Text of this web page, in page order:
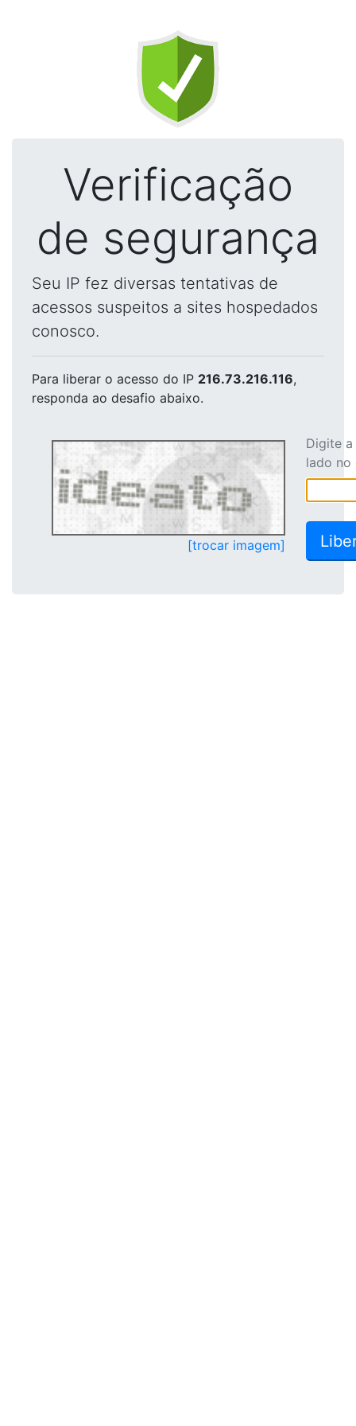
Verificação
de segurança
Seu IP fez diversas tentativas de
acessos suspeitos a sites hospedados
conosco.
Para liberar o acesso do IP 216.73.216.116,
responda ao desafio abaixo.
[trocar imagem]
Digite
lado no